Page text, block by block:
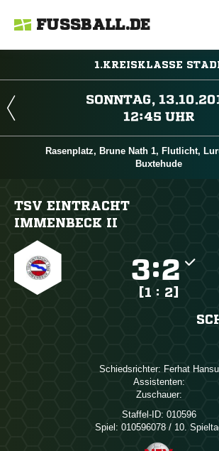
FUSSBALL.DE
1.KREISKLASSE

 
Rasenplatz, Brune Nath 1, Flutlicht,
Buxtehude
TSV EINTRACHT
IMMENBECK II
:
[1 : 2]
Schiedsrichter:  
Assistenten:
Zuschauer:
Staffel-ID: 010596
Spiel: 010596078 / 10.